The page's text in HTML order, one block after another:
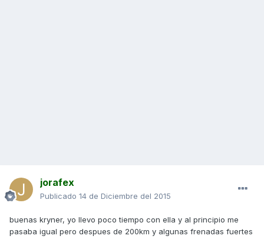
jorafex
Publicado 14 de Diciembre del 2015
buenas kryner, yo llevo poco tiempo con ella y al principio me
pasaba igual pero despues de 200km y algunas frenadas fuertes